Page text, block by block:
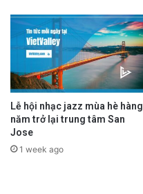
Lễ hội nhạc jazz mùa hè hàng
năm trở lại trung tâm San
Jose
1 week ago